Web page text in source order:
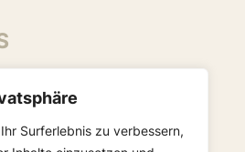
Surferlebnis zu verbessern,